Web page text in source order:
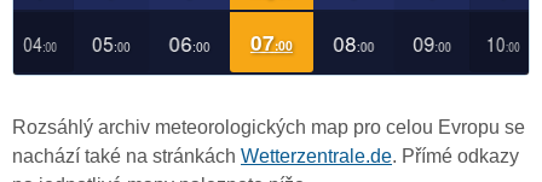
Rozsáhlý archiv meteorologických map pro celou Evropu se
nachází také na stránkách Wetterzentrale.de. Přímé odkazy